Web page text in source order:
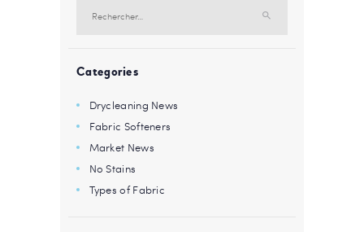
Categories
Drycleaning News
Fabric Softeners
Market News
No Stains
Types of Fabric